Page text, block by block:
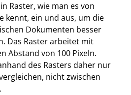
Raster, wie man es von
kennt, ein und aus, um die
Dokumenten besser
Das Raster arbeitet mit
Abstand von 100 Pixeln.
des Rasters daher nur
nicht zwischen